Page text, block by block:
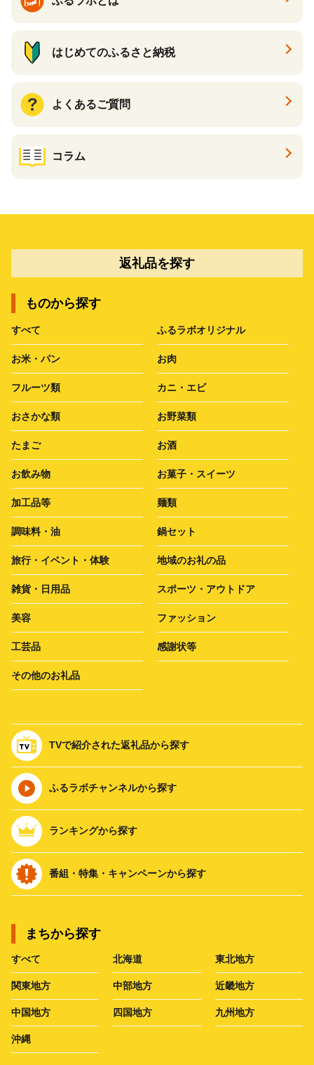
はじめてのふるさと納税
よくあるご質問
コラム
返礼品を探す
ものから探す
すべて ふるラボオリジナル
お米・パン お肉
フルーツ類 カニ・エビ
おさかな類 お野菜類
たまご お酒
お飲み物 お菓子・スイーツ
加工品等 麺類
調味料・油 鍋セット
旅行・イベント・体験 地域のお礼の品
雑貨・日用品 スポーツ・アウトドア
美容 ファッション
工芸品 感謝状等
その他のお礼品
TVで紹介された返礼品から探す
ふるラボチャンネルから探す
ランキングから探す
番組・特集・キャンペーンから探す
まちから探す
すべて 北海道 東北地方
関東地方 中部地方 近畿地方
中国地方 四国地方 九州地方
沖縄